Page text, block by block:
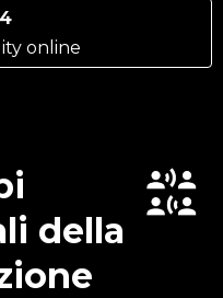
online
della